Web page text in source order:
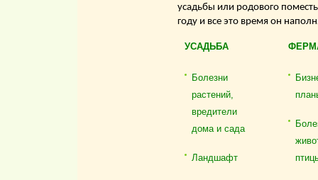
усадьбы или родового
году и все это время он
УСАДЬБА
Болезни
растений,
вредители
дома и сада
Ландшафт